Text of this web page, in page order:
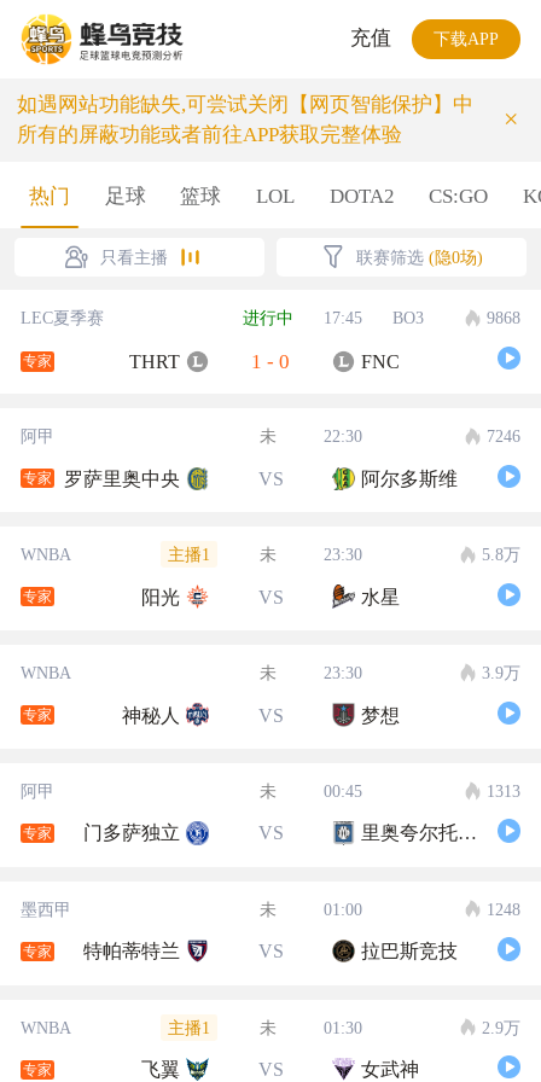
充值 下载APP
如遇网站功能缺失,可尝试关闭【网页智能保护】中
所有的屏蔽功能或者前往APP获取完整体验
×
热门 足球 篮球 LOL DOTA2 CS:GO
只看主播 联赛筛选 (隐0场)
LEC夏季赛 进行中 17:45 BO3 9868
专家 THRT 1 - 0 FNC
阿甲 未 22:30 7246
专家 罗萨里奥中央 VS 阿尔多斯维
WNBA 主播1 未 23:30 5.8万
专家 阳光 VS 水星
WNBA 未 23:30 3.9万
专家 神秘人 VS 梦想
阿甲 未 00:45 1313
专家 门多萨独立 VS 里奥夸尔托学生队
墨西甲 未 01:00 1248
专家 特帕蒂特兰 VS 拉巴斯竞技
WNBA 主播1 未 01:30 2.9万
专家 飞翼 VS 女武神